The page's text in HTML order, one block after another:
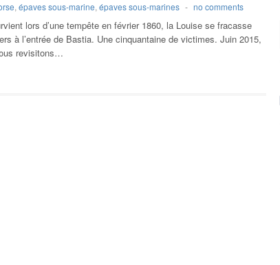
, épaves sous-marine, épaves sous-marines - no comments
lors d’une tempête en février 1860, la Louise se fracasse
à l’entrée de Bastia. Une cinquantaine de victimes. Juin 2015,
revisitons…